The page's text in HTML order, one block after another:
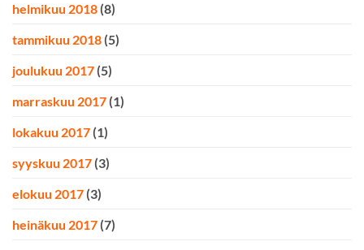
helmikuu 2018 (8)
tammikuu 2018 (5)
joulukuu 2017 (5)
marraskuu 2017 (1)
lokakuu 2017 (1)
syyskuu 2017 (3)
elokuu 2017 (3)
heinäkuu 2017 (7)